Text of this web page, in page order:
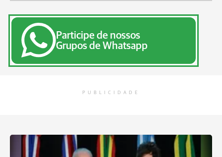
Participe de nossos
Grupos de Whatsapp
PUBLICIDADE